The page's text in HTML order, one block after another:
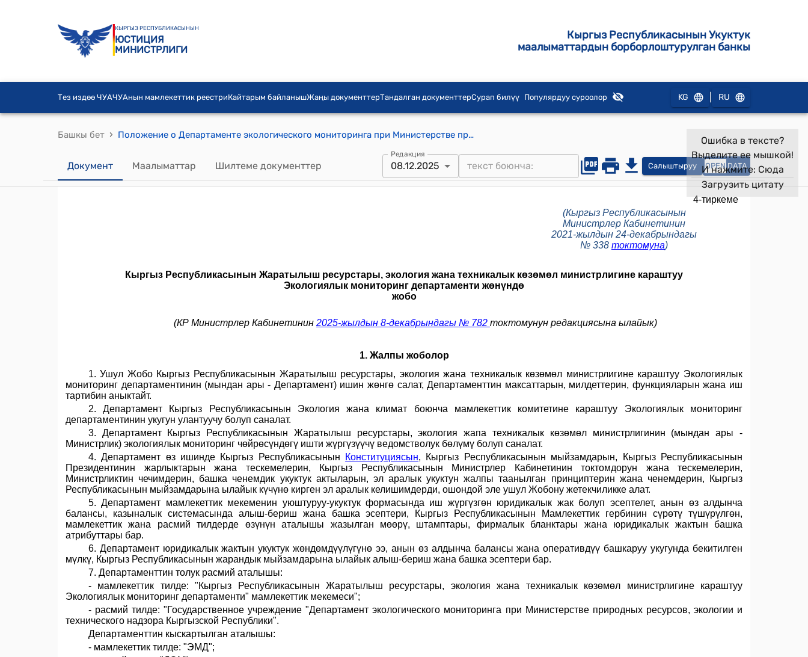
КЫРГЫЗ РЕСПУБЛИКАСЫНЫН
ЮСТИЦИЯ
МИНИСТРЛИГИ
Кыргыз Республикасынын Укуктук
маалыматтардын борборлоштурулган банкы
Тез издөө ЧУАЧУАнын мамлекеттик реестриКайтарым байланышЖаңы документтерТандалган документтерСурап билүү Популярдуу суроолор KG RU
Башкы бет › Положение о Департаменте экологического мониторинга при Министерстве природных ресурсов, экологии и технического надзора Кыргызской Республики (к постановлению Кабинета Министров Кыргызской Республики от 24 декабря 2021 года № 338)
Документ Маалыматтар Шилтеме документтер
Редакция
08.12.2025 Салыштыруу OPEN DATA
Ошибка в тексте?
Выделите ее мышкой!
И нажмите: Сюда
Загрузить цитату